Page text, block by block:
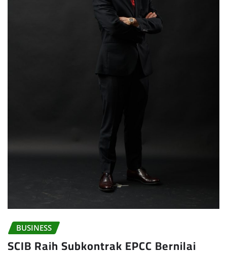
BUSINESS
SCIB Raih Subkontrak EPCC Bernilai